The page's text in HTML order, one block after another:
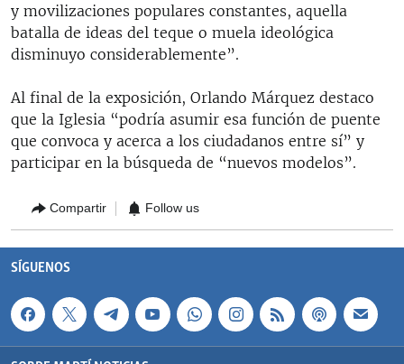
y movilizaciones populares constantes, aquella
batalla de ideas del teque o muela ideológica
disminuyo considerablemente”.
Al final de la exposición, Orlando Márquez destaco
que la Iglesia “podría asumir esa función de puente
que convoca y acerca a los ciudadanos entre sí” y
participar en la búsqueda de “nuevos modelos”.
Compartir Follow us
SÍGUENOS